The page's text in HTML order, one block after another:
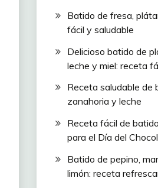
Batido de fresa,
fácil y saludable
Delicioso batido de
leche y miel: receta
Receta saludable de
zanahoria y leche
Receta fácil de
para el Día del
Batido de pepino,
limón: receta